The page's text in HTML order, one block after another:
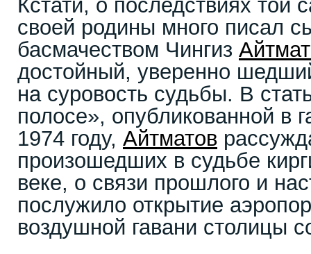
Кстати, о последствиях той
своей родины много писал
басмачеством Чингиз
достойный, уверенно
на суровость судьбы. В
полосе», опубликованной в
1974 году, Айтматов
произошедших в судьбе
веке, о связи прошлого и
послужило открытие
воздушной гавани столицы